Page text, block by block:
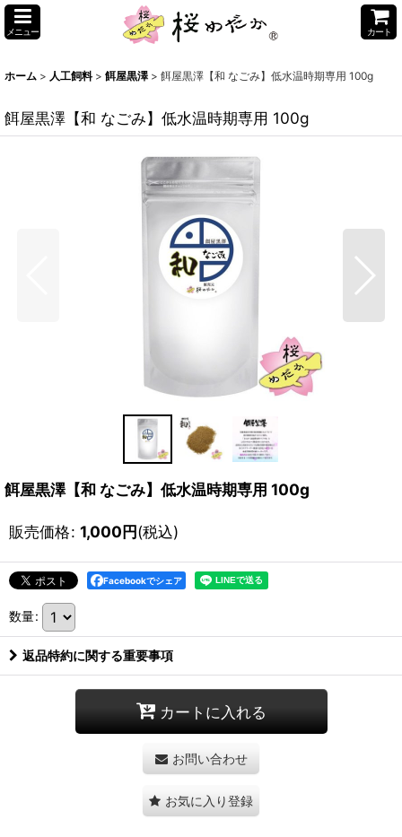
メニュー カート
ホーム > 人工飼料 > 餌屋黒澤 > 餌屋黒澤【和 なごみ】低水温時期専用 100g
餌屋黒澤【和 なごみ】低水温時期専用 100g
餌屋黒澤【和 なごみ】低水温時期専用 100g
販売価格: 1,000円(税込)
Facebookでシェア
数量:
返品特約に関する重要事項
カートに入れる
お問い合わせ
お気に入り登録